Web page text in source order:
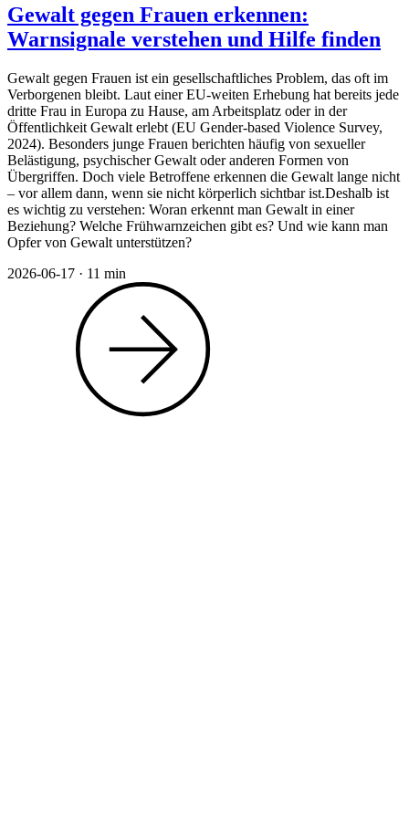
Gewalt gegen Frauen erkennen:
Warnsignale verstehen und Hilfe finden
Gewalt gegen Frauen ist ein gesellschaftliches Problem, das oft im
Verborgenen bleibt. Laut einer EU-weiten Erhebung hat bereits jede
dritte Frau in Europa zu Hause, am Arbeitsplatz oder in der
Öffentlichkeit Gewalt erlebt (EU Gender-based Violence Survey,
2024). Besonders junge Frauen berichten häufig von sexueller
Belästigung, psychischer Gewalt oder anderen Formen von
Übergriffen. Doch viele Betroffene erkennen die Gewalt lange nicht
– vor allem dann, wenn sie nicht körperlich sichtbar ist.Deshalb ist
es wichtig zu verstehen: Woran erkennt man Gewalt in einer
Beziehung? Welche Frühwarnzeichen gibt es? Und wie kann man
Opfer von Gewalt unterstützen?
2026-06-17 · 11 min